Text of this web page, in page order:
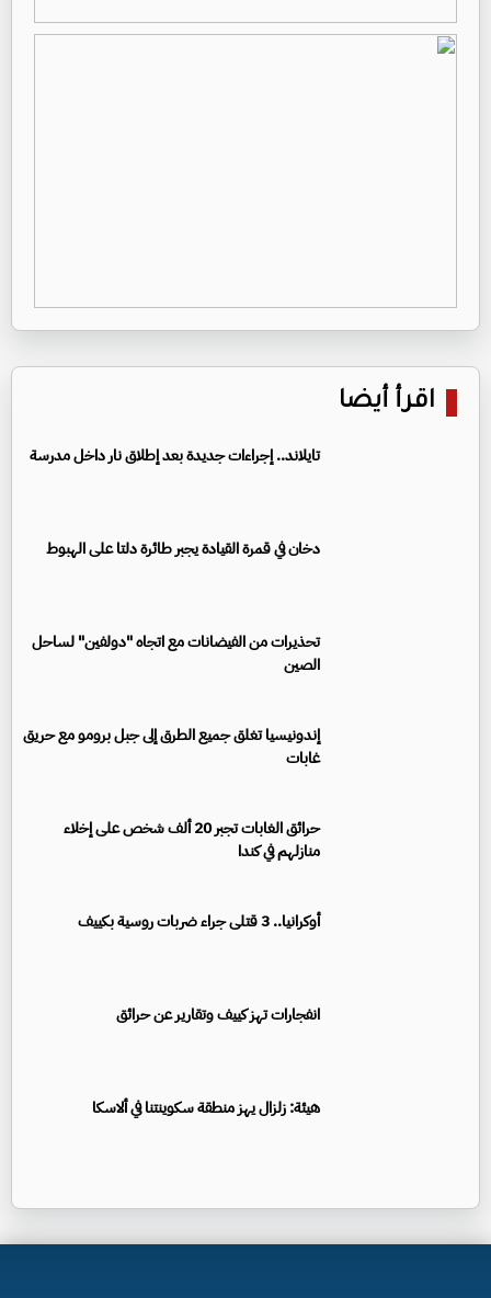
اقرأ أيضا
تايلاند.. إجراءات جديدة بعد إطلاق نار داخل مدرسة
دخان في قمرة القيادة يجبر طائرة دلتا على الهبوط
تحذيرات من الفيضانات مع اتجاه "دولفين" لساحل
الصين
إندونيسيا تغلق جميع الطرق إلى جبل برومو مع حريق
غابات
حرائق الغابات تجبر 20 ألف شخص على إخلاء
منازلهم في كندا
أوكرانيا.. 3 قتلى جراء ضربات روسية بكييف
انفجارات تهز كييف وتقارير عن حرائق
هيئة: زلزال يهز منطقة سكوينتنا في ألاسكا